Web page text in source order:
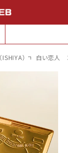
） 白い恋人